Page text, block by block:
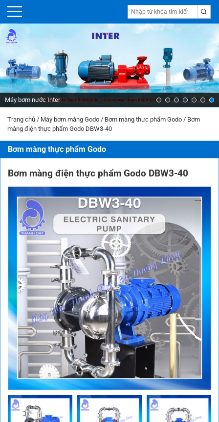
Máy bơm nước Inter
Trang chủ / Máy bơm màng Godo / Bơm màng thực phẩm Godo / Bơm
màng điện thực phẩm Godo DBW3-40
Bơm màng thực phẩm Godo
Bơm màng điện thực phẩm Godo DBW3-40